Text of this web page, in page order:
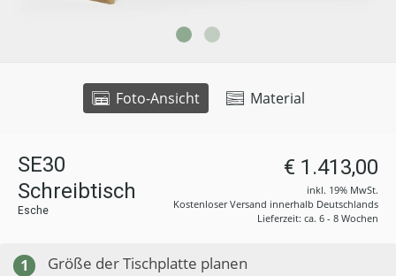
Foto-Ansicht Material
SE30
Schreibtisch
Esche
€ 1.413,00
inkl. 19% MwSt.
Kostenloser Versand innerhalb Deutschlands
Lieferzeit: ca. 6 - 8 Wochen
1 Größe der Tischplatte planen